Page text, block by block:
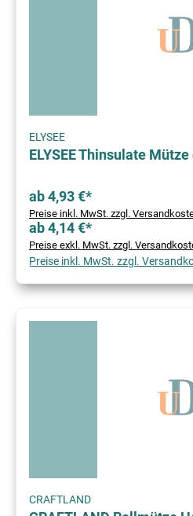
ELYSEE
ELYSEE Thinsulate
ab 4,93 €*
Preise inkl. MwSt. zzgl.
ab 4,14 €*
Preise exkl. MwSt. zzgl.
Preise inkl. MwSt. zzgl.
CRAFTLAND